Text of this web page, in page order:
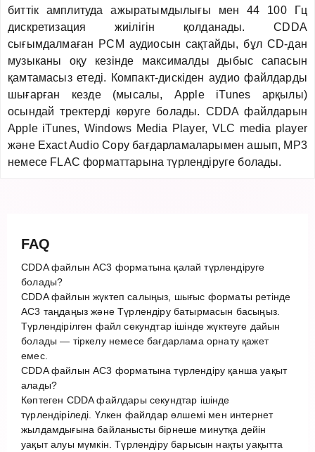
биттік амплитуда ажыратымдылығы мен 44 100 Гц
дискретизация жиілігін қолданады. CDDA
сығымдалмаған PCM аудиосын сақтайды, бұл CD-дан
музыканы оқу кезінде максималды дыбыс сапасын
қамтамасыз етеді. Компакт-дискіден аудио файлдарды
шығарған кезде (мысалы, Apple iTunes арқылы)
осындай тректерді көруге болады. CDDA файлдарын
Apple iTunes, Windows Media Player, VLC media player
және Exact Audio Copy бағдарламаларымен ашып, MP3
немесе FLAC форматтарына түрлендіруге болады.
FAQ
CDDA файлын AC3 форматына қалай түрлендіруге
болады?
CDDA файлын жүктеп салыңыз, шығыс форматы ретінде
AC3 таңдаңыз және Түрлендіру батырмасын басыңыз.
Түрлендірілген файл секундтар ішінде жүктеуге дайын
болады — тіркелу немесе бағдарлама орнату қажет
емес.
CDDA файлын AC3 форматына түрлендіру қанша уақыт
алады?
Көптеген CDDA файлдары секундтар ішінде
түрлендіріледі. Үлкен файлдар өлшемі мен интернет
жылдамдығына байланысты бірнеше минутқа дейін
уақыт алуы мүмкін. Түрлендіру барысын нақты уақытта